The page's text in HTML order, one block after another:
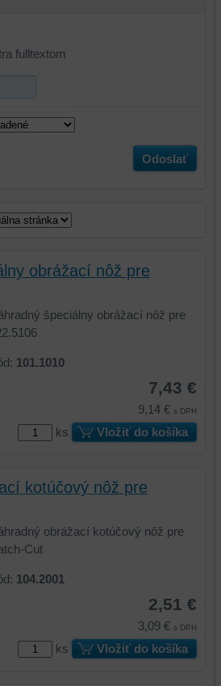
fulltextom
Odoslať
obrážací nôž pre
špeciálny obrážací nôž pre
101.1010
7,43 €
9,14 € s DPH
ks Vložiť do košíka
kotúčový nôž pre
obrážací kotúčový nôž pre
Cut
104.2001
2,51 €
3,09 € s DPH
ks Vložiť do košíka